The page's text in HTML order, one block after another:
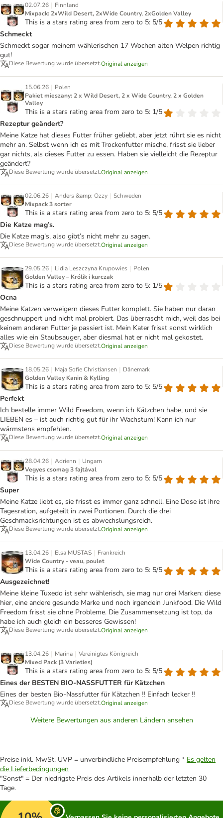
02.07.26 | Finnland
Mixpack: 2xWild Desert, 2xWide Country, 2xGolden Valley
This is a stars rating area from zero to 5: 5/5
Schmeckt
Schmeckt sogar meinem wählerischen 17 Wochen alten Welpen richtig
gut!
Diese Bewertung wurde übersetzt.Original anzeigen
15.06.26 | Polen
Pakiet mieszany: 2 x Wild Desert, 2 x Wide Country, 2 x Golden
Valley
This is a stars rating area from zero to 5: 1/5
Rezeptur geändert?
Meine Katze hat dieses Futter früher geliebt, aber jetzt rührt sie es nicht
mehr an. Selbst wenn ich es mit Trockenfutter mische, frisst sie lieber
gar nichts, als dieses Futter zu essen. Haben sie vielleicht die Rezeptur
geändert?
Diese Bewertung wurde übersetzt.Original anzeigen
02.06.26 | Anders &amp; Ozzy | Schweden
Mixpack 3 sorter
This is a stars rating area from zero to 5: 5/5
Die Katze mag’s.
Die Katze mag’s, also gibt’s nicht mehr zu sagen.
Diese Bewertung wurde übersetzt.Original anzeigen
29.05.26 | Lidia Leszczyna Krupowies | Polen
Golden Valley – Królik i kurczak
This is a stars rating area from zero to 5: 1/5
Ocna
Meine Katzen verweigern dieses Futter komplett. Sie haben nur daran
geschnuppert und nicht mal probiert. Das überrascht mich, weil das bei
keinem anderen Futter je passiert ist. Mein Kater frisst sonst wirklich
alles wie ein Staubsauger, aber diesmal hat er nicht mal gekostet.
Diese Bewertung wurde übersetzt.Original anzeigen
18.05.26 | Maja Sofie Christiansen | Dänemark
Golden Valley Kanin & Kylling
This is a stars rating area from zero to 5: 5/5
Perfekt
Ich bestelle immer Wild Freedom, wenn ich Kätzchen habe, und sie
LIEBEN es – ist auch richtig gut für ihr Wachstum! Kann ich nur
wärmstens empfehlen.
Diese Bewertung wurde übersetzt.Original anzeigen
28.04.26 | Adrienn | Ungarn
Vegyes csomag 3 fajtával
This is a stars rating area from zero to 5: 5/5
Super
Meine Katze liebt es, sie frisst es immer ganz schnell. Eine Dose ist ihre
Tagesration, aufgeteilt in zwei Portionen. Durch die drei
Geschmacksrichtungen ist es abwechslungsreich.
Diese Bewertung wurde übersetzt.Original anzeigen
13.04.26 | Elsa MUSTAS | Frankreich
Wide Country - veau, poulet
This is a stars rating area from zero to 5: 5/5
Ausgezeichnet!
Meine kleine Tuxedo ist sehr wählerisch, sie mag nur drei Marken: diese
hier, eine andere gesunde Marke und noch irgendein Junkfood. Die Wild
Freedom frisst sie ohne Probleme. Die Zusammensetzung ist top, da
habe ich auch gleich ein besseres Gewissen!
Diese Bewertung wurde übersetzt.Original anzeigen
13.04.26 | Marina | Vereinigtes Königreich
Mixed Pack (3 Varieties)
This is a stars rating area from zero to 5: 5/5
Eines der BESTEN BIO-NASSFUTTER für Kätzchen
Eines der besten Bio-Nassfutter für Kätzchen ‼️ Einfach lecker ‼️
Diese Bewertung wurde übersetzt.Original anzeigen
Weitere Bewertungen aus anderen Ländern ansehen
Preise inkl. MwSt. UVP = unverbindliche Preisempfehlung * Es gelten
die Lieferbedingungen
"Sonst" = Der niedrigste Preis des Artikels innerhalb der letzten 30
Tage.